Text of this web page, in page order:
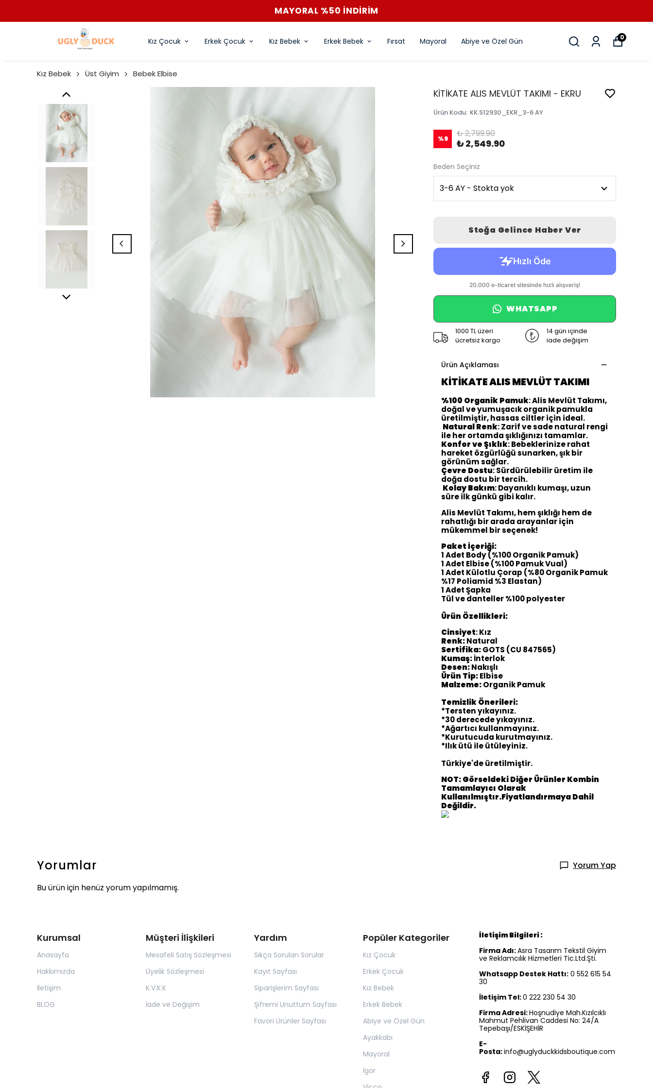
MAYORAL %50 İNDİRİM
Kız Çocuk Erkek Çocuk Kız Bebek Erkek Bebek Fırsat Mayoral Abiye ve Özel Gün 0
Kız Bebek Üst Giyim Bebek Elbise
KİTİKATE ALIS MEVLÜT TAKIMI - EKRU
Ürün Kodu: KK.S12930_EKR_3-6 AY
%9 ₺ 2,799.90
₺ 2,549.90
Beden Seçiniz
Stoğa Gelince Haber Ver
WHATSAPP
1000 TL üzeri
ücretsiz kargo
14 gün içinde
iade değişim
Ürün Açıklaması
KİTİKATE ALIS MEVLÜT TAKIMI
%100 Organik Pamuk: Alis Mevlüt Takımı,
doğal ve yumuşacık organik pamukla
üretilmiştir, hassas ciltler için ideal.
Natural Renk: Zarif ve sade natural rengi
ile her ortamda şıklığınızı tamamlar.
Konfor ve Şıklık: Bebeklerinize rahat
hareket özgürlüğü sunarken, şık bir
görünüm sağlar.
Çevre Dostu: Sürdürülebilir üretim ile
doğa dostu bir tercih.
Kolay Bakım: Dayanıklı kumaşı, uzun
süre ilk günkü gibi kalır.
Alis Mevlüt Takımı, hem şıklığı hem de
rahatlığı bir arada arayanlar için
mükemmel bir seçenek!
Paket İçeriği:
1 Adet Body (%100 Organik Pamuk)
1 Adet Elbise (%100 Pamuk Vual)
1 Adet Külotlu Çorap (%80 Organik Pamuk
%17 Poliamid %3 Elastan)
1 Adet Şapka
Tül ve danteller %100 polyester
Ürün Özellikleri:
Cinsiyet: Kız
Renk:Natural
Sertifika:GOTS (CU 847565)
Kumaş:İnterlok
Desen:Nakışlı
Ürün Tip:Elbise
Malzeme:Organik Pamuk
Temizlik Önerileri:
*Tersten yıkayınız.
*30 derecede yıkayınız.
*Ağartıcı kullanmayınız.
*Kurutucuda kurutmayınız.
*Ilık ütü ile ütüleyiniz.
Türkiye'de üretilmiştir.
NOT: Görseldeki Diğer Ürünler Kombin
Tamamlayıcı Olarak
Kullanılmıştır.Fiyatlandırmaya Dahil
Değildir.
Yorumlar
Yorum Yap
Bu ürün için henüz yorum yapılmamış.
Kurumsal
Anasayfa
Hakkımızda
İletişim
BLOG
Müşteri İlişkileri
Mesafeli Satış Sözleşmesi
Üyelik Sözleşmesi
K.V.K.K
İade ve Değişim
Yardım
Sıkça Sorulan Sorular
Kayıt Sayfası
Siparişlerim Sayfası
Şifremi Unuttum Sayfası
Favori Ürünler Sayfası
Popüler Kategoriler
Kız Çocuk
Erkek Çocuk
Kız Bebek
Erkek Bebek
Abiye ve Özel Gün
Ayakkabı
Mayoral
İgor
İletişim Bilgileri :
Firma Adı:Asra Tasarım Tekstil Giyim
ve Reklamcılık Hizmetleri Tic.Ltd.Şti.
Whatsapp Destek Hattı: 0 552 615 54
30
İletişim Tel:0 222 230 54 30
Firma Adresi:Hoşnudiye Mah.Kızılcıklı
Mahmut Pehlivan Caddesi No: 24/A
Tepebaşı/ESKİŞEHİR
E-
Posta:info@uglyduckkidsboutique.com